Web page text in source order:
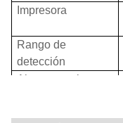
Impresora
Rango de
detección
Almacenamiento